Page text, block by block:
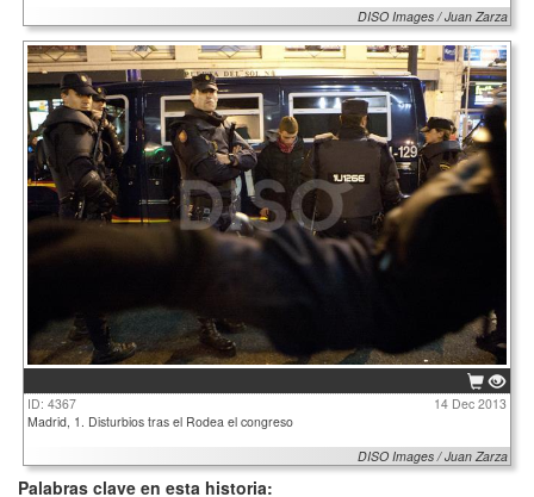
DISO Images / Juan Zarza
ID: 4367
14 Dec 2013
Madrid, 1. Disturbios tras el Rodea el congreso
DISO Images / Juan Zarza
Palabras clave en esta historia: